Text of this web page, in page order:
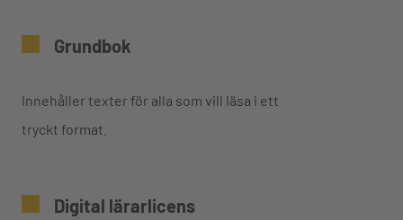
Grundbok
Innehåller texter för alla som vill läsa i ett
tryckt format.
Digital lärarlicens